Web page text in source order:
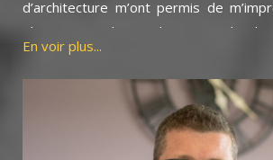
d’architecture m’ont permis de
plusieurs typologies de projets
de concevoir de nombreux projets
l’habitat. Fort de ceci, j’ai créé mon
PRAT Architecte en 2012.
Avec Bati Travaux Conseil, nous
permanent au sein des mêmes
En voir plus...